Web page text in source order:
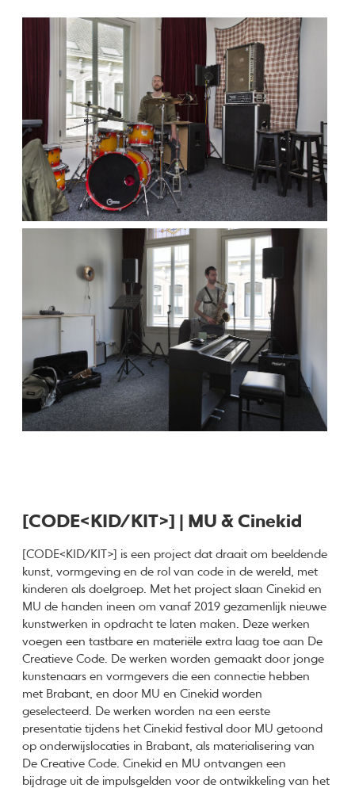
[CODE<KID/KIT>] | MU & Cinekid
[CODE<KID/KIT>] is een project dat draait om beeldende
kunst, vormgeving en de rol van code in de wereld, met
kinderen als doelgroep. Met het project slaan Cinekid en
MU de handen ineen om vanaf 2019 gezamenlijk nieuwe
kunstwerken in opdracht te laten maken. Deze werken
voegen een tastbare en materiële extra laag toe aan De
Creatieve Code. De werken worden gemaakt door jonge
kunstenaars en vormgevers die een connectie hebben
met Brabant, en door MU en Cinekid worden
geselecteerd. De werken worden na een eerste
presentatie tijdens het Cinekid festival door MU getoond
op onderwijslocaties in Brabant, als materialisering van
De Creative Code. Cinekid en MU ontvangen een
bijdrage uit de impulsgelden voor de ontwikkeling van het